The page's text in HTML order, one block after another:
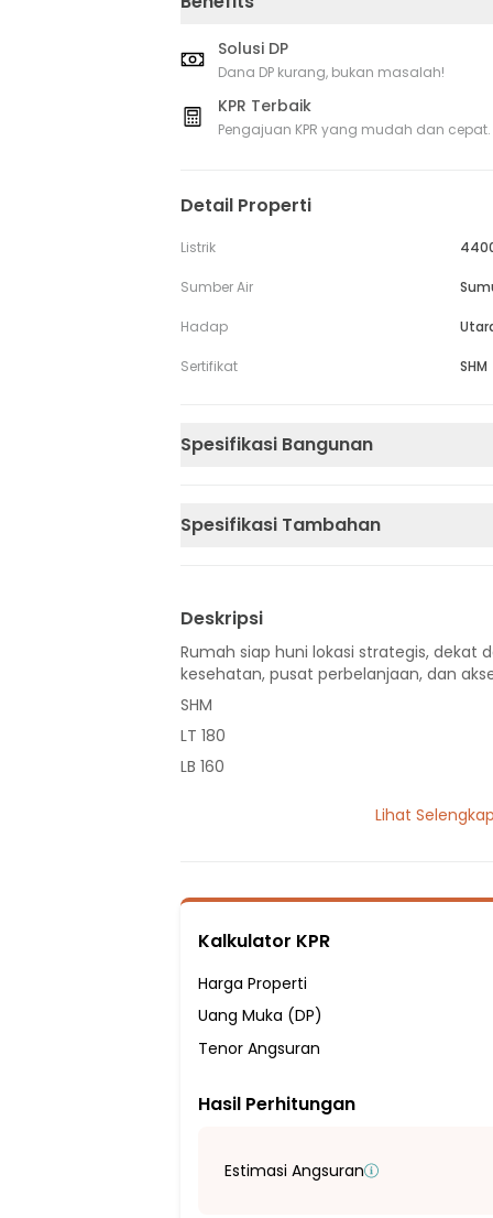
Solusi DP
Dana DP kurang, bukan masalah!
KPR Terbaik
Pengajuan KPR yang mudah dan cepat.
Detail Properti
Listrik
Sumber Air
Hadap
Sertifikat SHM
Spesifikasi Bangunan
Spesifikasi Tambahan
Deskripsi
Rumah siap huni lokasi strategis, dekat
kesehatan, pusat perbelanjaan, dan
SHM
LT 180
LB 160
Hadap Utara
Fasilitas Sekitar Hunian:
6 Menit ke SD Penuai
9 Menit ke Sekolah Dasar Islam Ar-
10 Menit ke SDN Jatisampurna VIII
15 Menit ke SMPN 28 Bekasi
Lihat
Kalkulator KPR
Harga Properti
Uang Muka (DP)
Tenor Angsuran
Hasil Perhitungan
Estimasi Angsuran